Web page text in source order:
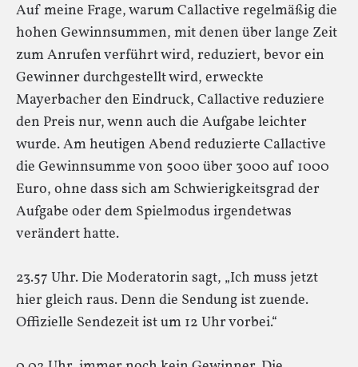
Auf meine Frage, warum Callactive regelmäßig die
hohen Gewinnsummen, mit denen über lange Zeit
zum Anrufen verführt wird, reduziert, bevor ein
Gewinner durchgestellt wird, erweckte
Mayerbacher den Eindruck, Callactive reduziere
den Preis nur, wenn auch die Aufgabe leichter
wurde. Am heutigen Abend reduzierte Callactive
die Gewinnsumme von 5000 über 3000 auf 1000
Euro, ohne dass sich am Schwierigkeitsgrad der
Aufgabe oder dem Spielmodus irgendetwas
verändert hatte.
23.57 Uhr. Die Moderatorin sagt, „Ich muss jetzt
hier gleich raus. Denn die Sendung ist zuende.
Offizielle Sendezeit ist um 12 Uhr vorbei.“